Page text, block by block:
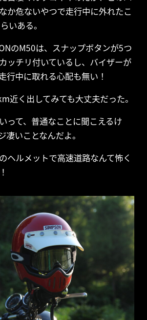
か危ないやつで走行中に外れたこ
いある。
のM50は、スナップボタンが5つ
ッチリ付いているし、バイザーが
行中に取れる心配も無い！
近く出してみても大丈夫だった。
って、普通なことに聞こえるけ
凄いことなんだよ。
ヘルメットで高速道路なんて怖く